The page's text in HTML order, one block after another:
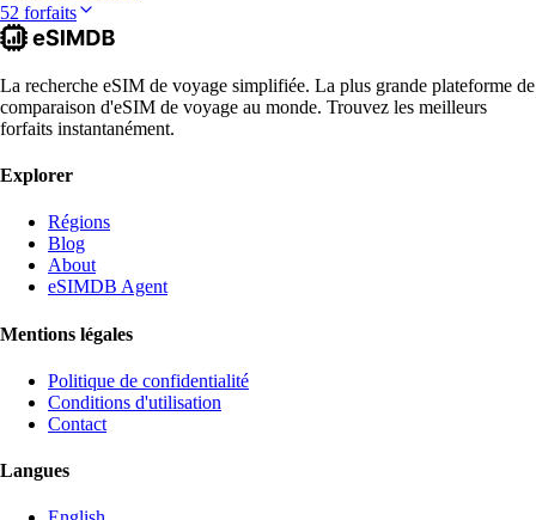
52 forfaits
La recherche eSIM de voyage simplifiée. La plus grande plateforme de
comparaison d'eSIM de voyage au monde. Trouvez les meilleurs
forfaits instantanément.
Explorer
Régions
Blog
About
eSIMDB Agent
Mentions légales
Politique de confidentialité
Conditions d'utilisation
Contact
Langues